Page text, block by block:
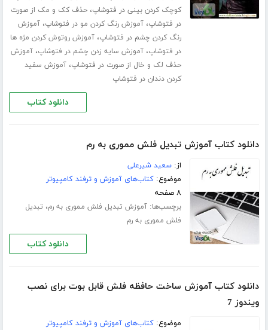
کوچک کردن بینی در فتوشاپ،حذف کک و مک از صورت
در فتوشاپ،آموزش رنگ کردن مو در فتوشاپ،آموزش
رنگ کردن چشم در فتوشاپ،آموزش روتوش کردن مژه ها
در فتوشاپ،آموزش سایه زدن چشم در فتوشاپ،آموزش
حذف لک و خال از صورت در فتوشاپ،آموزش سفید
کردن دندان در فتوشاپ
دانلود کتاب
دانلود کتاب آموزش تبدیل فلش مموری به رم
از:سعید شیرعلی
موضوع:کتاب‌های آموزش و ترفند کامپیوتر
۸ صفحه
برچسب‌ها:آموزش تبدیل فلش مموری به رم، تبدیل
فلش مموری به رم
دانلود کتاب
دانلود کتاب آموزش ساخت حافظه فلش قابل بوت برای نصب
ویندوز 7
موضوع:کتاب‌های آموزش و ترفند کامپیوتر